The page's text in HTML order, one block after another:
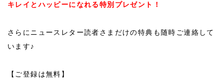
キレイとハッピーになれる特別プレゼント！
さらにニュースレター読者さまだけの特典も随時ご連絡して
います♪
【ご登録は無料】